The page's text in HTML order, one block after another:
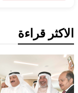
الاكثر قراءة